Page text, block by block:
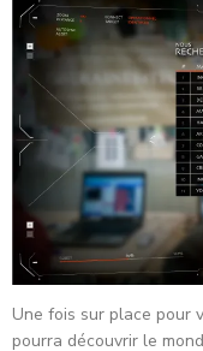
Une fois sur place pour
pourra découvrir le